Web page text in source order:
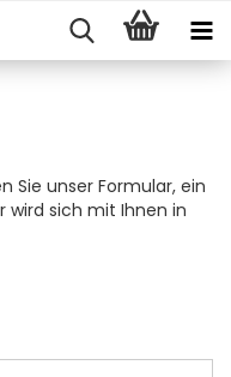
Sie unser Formular, ein
wird sich mit Ihnen in